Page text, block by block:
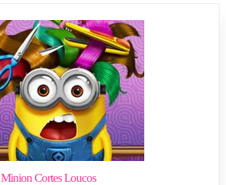
Minion Cortes Loucos